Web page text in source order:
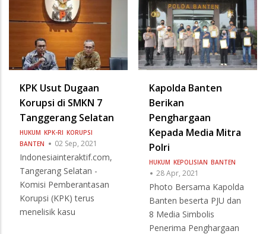
KPK Usut Dugaan
Korupsi di SMKN 7
Tanggerang Selatan
HUKUM KPK-RI KORUPSI
BANTEN
02 Sep, 2021
Indonesiainteraktif.com,
Tangerang Selatan -
Komisi Pemberantasan
Korupsi (KPK) terus
menelisik kasu
Kapolda Banten
Berikan
Penghargaan
Kepada Media Mitra
Polri
HUKUM KEPOLISIAN BANTEN
28 Apr, 2021
Photo Bersama Kapolda
Banten beserta PJU dan
8 Media Simbolis
Penerima Penghargaan